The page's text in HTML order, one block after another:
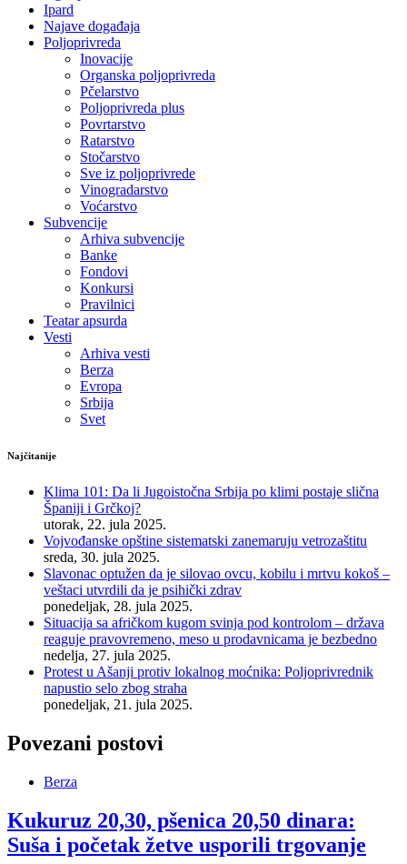
Ipard
Najave događaja
Poljoprivreda
Inovacije
Organska poljoprivreda
Pčelarstvo
Poljoprivreda plus
Povrtarstvo
Ratarstvo
Stočarstvo
Sve iz poljoprivrede
Vinogradarstvo
Voćarstvo
Subvencije
Arhiva subvencije
Banke
Fondovi
Konkursi
Pravilnici
Teatar apsurda
Vesti
Arhiva vesti
Berza
Evropa
Srbija
Svet
Najčitanije
Klima 101: Da li Jugoistočna Srbija po klimi postaje slična
Španiji i Grčkoj?
utorak, 22. jula 2025.
Vojvođanske opštine sistematski zanemaruju vetrozaštitu
sreda, 30. jula 2025.
Slavonac optužen da je silovao ovcu, kobilu i mrtvu kokoš –
veštaci utvrdili da je psihički zdrav
ponedeljak, 28. jula 2025.
Situacija sa afričkom kugom svinja pod kontrolom – država
reaguje pravovremeno, meso u prodavnicama je bezbedno
nedelja, 27. jula 2025.
Protest u Ašanji protiv lokalnog moćnika: Poljoprivrednik
napustio selo zbog straha
ponedeljak, 21. jula 2025.
Povezani postovi
Berza
Kukuruz 20,30, pšenica 20,50 dinara:
Suša i početak žetve usporili trgovanje